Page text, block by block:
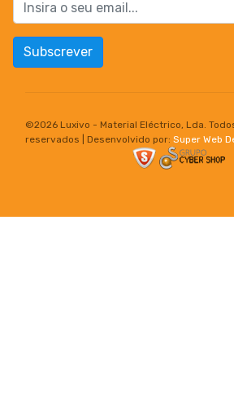
Subscrever
©2026 Luxivo - Material Eléctrico, Lda.
reservados | Desenvolvido por: Super Web